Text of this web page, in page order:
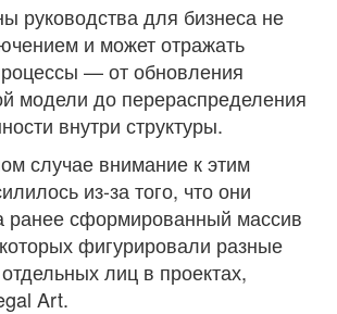
руководства для бизнеса не
и может отражать
— от обновления
модели до перераспределения
внутри структуры.
случае внимание к этим
из-за того, что они
ранее сформированный массив
фигурировали разные
лиц в проектах,
Art.